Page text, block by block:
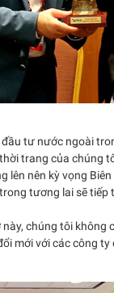
tư nước ngoài
trang của chúng
nên kỳ vọng
tương lai sẽ tiếp
chúng tôi
mới với các công